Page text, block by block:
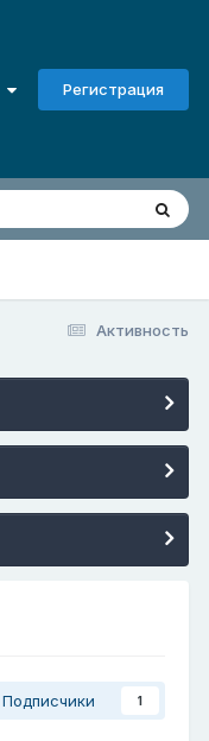
Регистрация
Активность
Подписчики 1